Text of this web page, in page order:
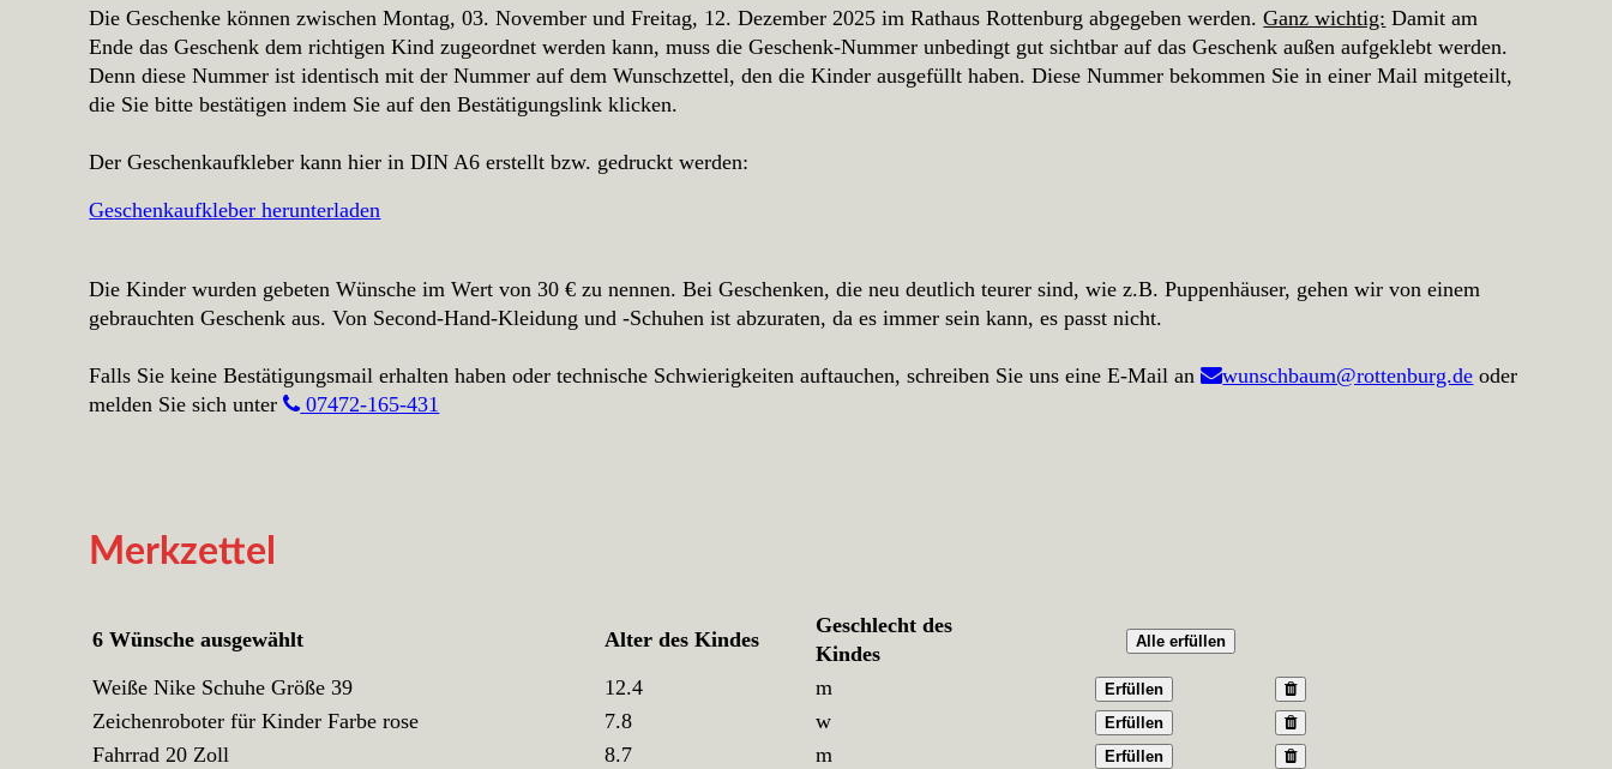
Die Geschenke können zwischen Montag, 03. November und Freitag, 12. Dezember 2025 im Rathaus Rottenburg abgegeben werden.Ganz wichtig: Damit am
Ende das Geschenk dem richtigen Kind zugeordnet werden kann, muss die Geschenk-Nummer unbedingt gut sichtbar auf das Geschenk außen aufgeklebt werden.
Denn diese Nummer ist identisch mit der Nummer auf dem Wunschzettel, den die Kinder ausgefüllt haben. Diese Nummer bekommen Sie in einer Mail mitgeteilt,
die Sie bitte bestätigen indem Sie auf den Bestätigungslink klicken.
Der Geschenkaufkleber kann hier in DIN A6 erstellt bzw. gedruckt werden:
Geschenkaufkleber herunterladen
Die Kinder wurden gebeten Wünsche im Wert von 30 € zu nennen. Bei Geschenken, die neu deutlich teurer sind, wie z.B. Puppenhäuser, gehen wir von einem
gebrauchten Geschenk aus. Von Second-Hand-Kleidung und -Schuhen ist abzuraten, da es immer sein kann, es passt nicht.
Falls Sie keine Bestätigungsmail erhalten haben oder technische Schwierigkeiten auftauchen, schreiben Sie uns eine E-Mail an wunschbaum@rottenburg.de oder
melden Sie sich unter
07472-165-431
Merkzettel
6 Wünsche ausgewählt Alter des Kindes
Geschlecht des
Kindes
Alle erfüllen
Weiße Nike Schuhe Größe 39 12.4 m Erfüllen
Zeichenroboter für Kinder Farbe rose 7.8 w Erfüllen
Fahrrad 20 Zoll 8.7 m Erfüllen